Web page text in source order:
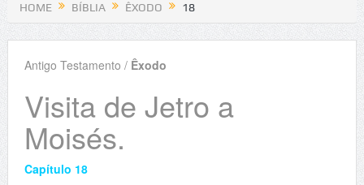
HOME BÍBLIA ÊXODO 18
Antigo Testamento / Êxodo
Visita de Jetro a
Moisés.
Capítulo 18